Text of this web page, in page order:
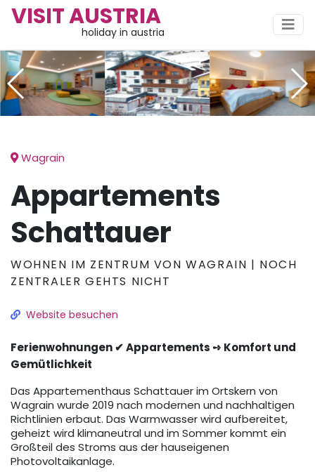
VISIT AUSTRIA
holiday in austria
Wagrain
Appartements
Schattauer
WOHNEN IM ZENTRUM VON WAGRAIN | NOCH
ZENTRALER GEHTS NICHT
Website besuchen
Ferienwohnungen ✔ Appartements ➺ Komfort und
Gemütlichkeit
Das Appartementhaus Schattauer im Ortskern von
Wagrain wurde 2019 nach modernen und nachhaltigen
Richtlinien erbaut. Das Warmwasser wird aufbereitet,
geheizt wird klimaneutral und im Sommer kommt ein
Großteil des Stroms aus der hauseigenen
Photovoltaikanlage.